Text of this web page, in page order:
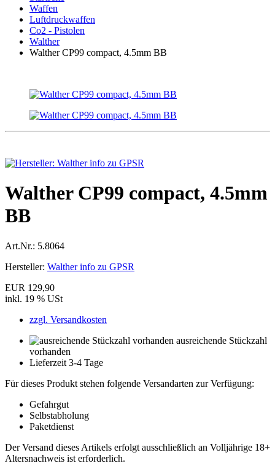
Waffen
Luftdruckwaffen
Co2 - Pistolen
Walther
Walther CP99 compact, 4.5mm BB
Walther CP99 compact, 4.5mm
BB
Art.Nr.: 5.8064
Hersteller: Walther info zu GPSR
EUR 129,90
inkl. 19 % USt
zzgl. Versandkosten
ausreichende Stückzahl
vorhanden
Lieferzeit 3-4 Tage
Für dieses Produkt stehen folgende Versandarten zur Verfügung:
Gefahrgut
Selbstabholung
Paketdienst
Der Versand dieses Artikels erfolgt ausschließlich an Volljährige 18+
Altersnachweis ist erforderlich.